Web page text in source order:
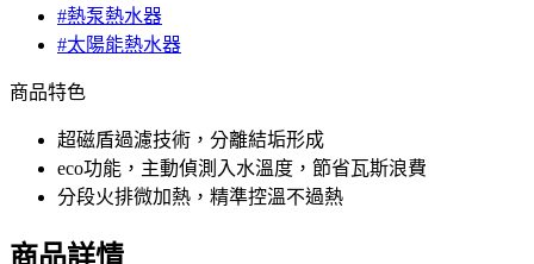
#熱泵熱水器
#太陽能熱水器
商品特色
超磁盾過濾技術，分離結垢形成
eco功能，主動偵測入水溫度，節省瓦斯浪費
分段火排微加熱，精準控溫不過熱
商品詳情